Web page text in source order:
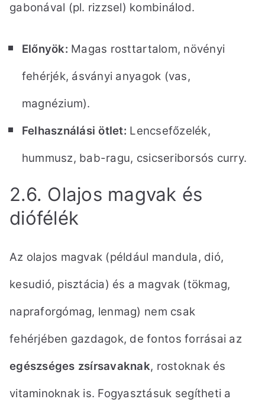
gabonával (pl. rizzsel) kombinálod.
Előnyök: Magas rosttartalom, növényi
fehérjék, ásványi anyagok (vas,
magnézium).
Felhasználási ötlet: Lencsefőzelék,
hummusz, bab-ragu, csicseriborsós curry.
2.6. Olajos magvak és
diófélék
Az olajos magvak (például mandula, dió,
kesudió, pisztácia) és a magvak (tökmag,
napraforgómag, lenmag) nem csak
fehérjében gazdagok, de fontos forrásai az
egészséges zsírsavaknak, rostoknak és
vitaminoknak is. Fogyasztásuk segítheti a